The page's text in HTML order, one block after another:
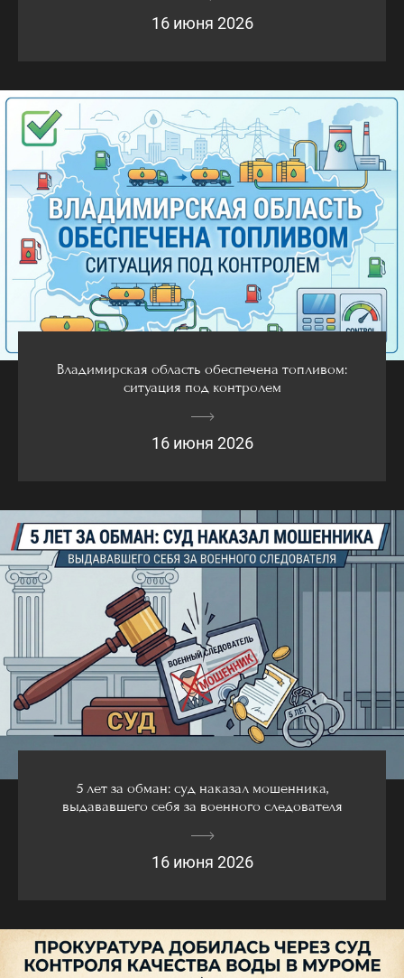
16 июня 2026
Владимирская область обеспечена топливом:
ситуация под контролем
16 июня 2026
5 лет за обман: суд наказал мошенника,
выдававшего себя за военного следователя
16 июня 2026